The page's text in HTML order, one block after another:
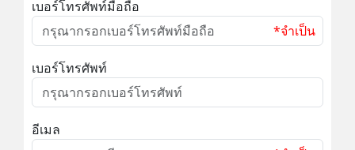
เบอร์โทรศัพท์มือถือ
*จำเป็น
เบอร์โทรศัพท์
อีเมล